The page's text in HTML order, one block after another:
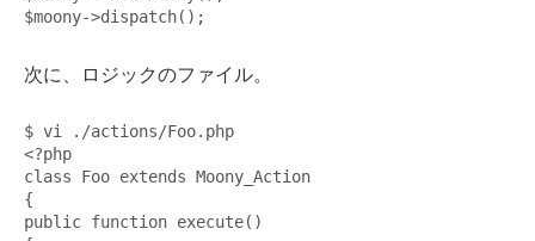
$moony->dispatch()
次に、ロジックのファイル。
<?php
{
public function execute()